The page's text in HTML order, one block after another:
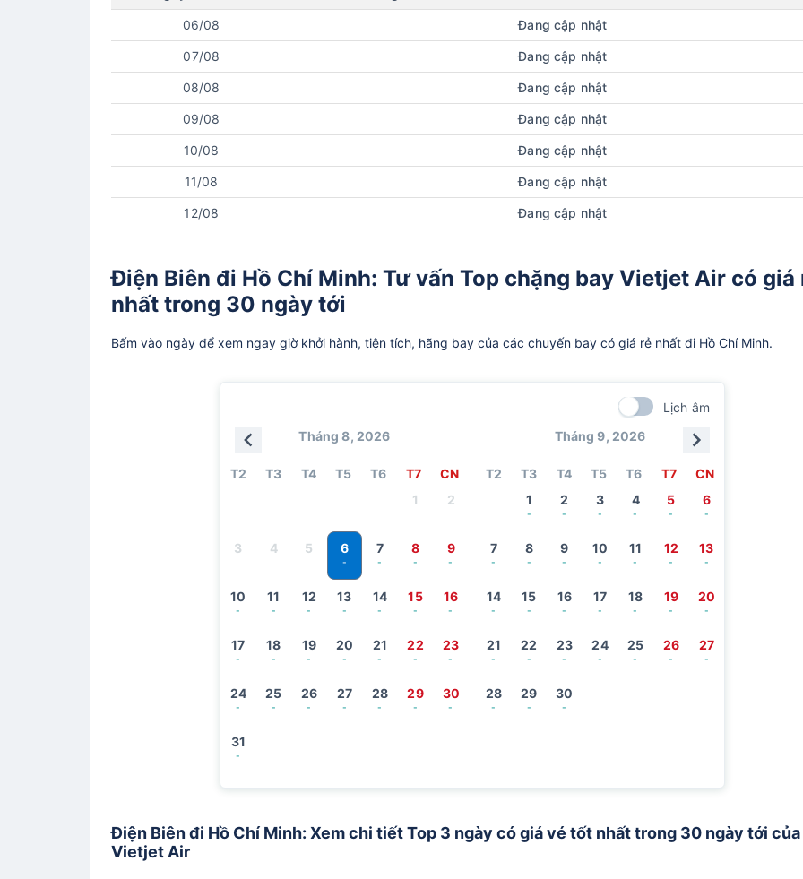
06/08 Đang cập nhật
07/08 Đang cập nhật
08/08 Đang cập nhật
09/08 Đang cập nhật
10/08 Đang cập nhật
11/08 Đang cập nhật
12/08 Đang cập nhật
Điện Biên đi Hồ Chí Minh: Tư vấn Top chặng bay Vietjet Air có giá
nhất trong 30 ngày tới
Bấm vào ngày để xem ngay giờ khởi hành, tiện tích, hãng bay của các chuyến bay có giá rẻ nhất đi Hồ Chí Minh.
Lịch âm
Tháng 8, 2026
T2 T3 T4 T5 T6 T7
CN
1
2
3 4 5 6
-
7
-
8
-
9
-
10
-
11
-
12
-
13
-
14
-
15
-
16
-
17
-
18
-
19
-
20
-
21
-
22
-
23
-
24
-
25
-
26
-
27
-
28
-
29
-
30
-
31
-
Tháng 9, 2026
T2 T3 T4 T5 T6 T7
CN
1
-
2
-
3
-
4
-
5
-
6
-
7
-
8
-
9
-
10
-
11
-
12
-
13
-
14
-
15
-
16
-
17
-
18
-
19
-
20
-
21
-
22
-
23
-
24
-
25
-
26
-
27
-
28
-
29
-
30
-
Điện Biên đi Hồ Chí Minh: Xem chi tiết Top 3 ngày có giá vé tốt nhất trong 30 ngày tới của
Vietjet Air